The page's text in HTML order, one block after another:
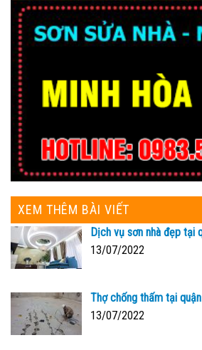
XEM THÊM BÀI VIẾT
Dịch vụ sơn nhà đẹp tại
13/07/2022
Thợ chống thấm tại
13/07/2022